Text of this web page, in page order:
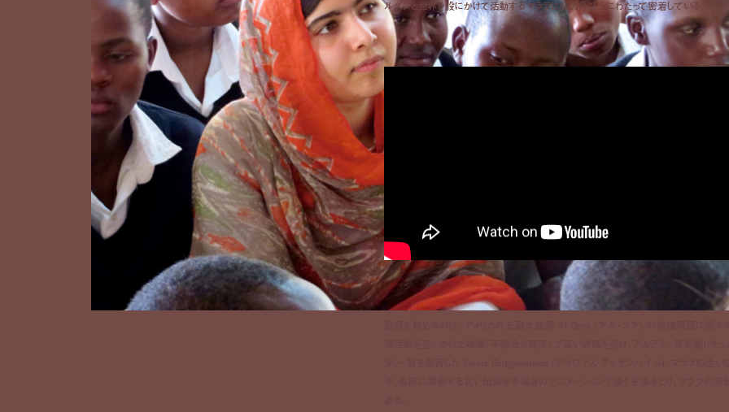
ルダンと世界を股にかけて活動するマララに18カ月以上にわたって密着している。